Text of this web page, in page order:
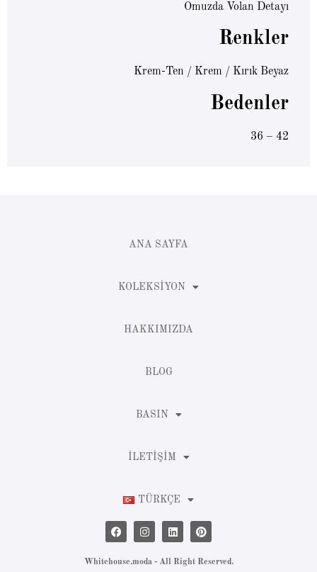
Omuzda Volan Detayı
Renkler
Krem-Ten / Krem / Kırık Beyaz
Bedenler
36 – 42
ANA SAYFA
KOLEKSIYON
HAKKIMIZDA
BLOG
BASIN
İLETIŞIM
TÜRKÇE
Whitehouse.moda - All Right Reserved.